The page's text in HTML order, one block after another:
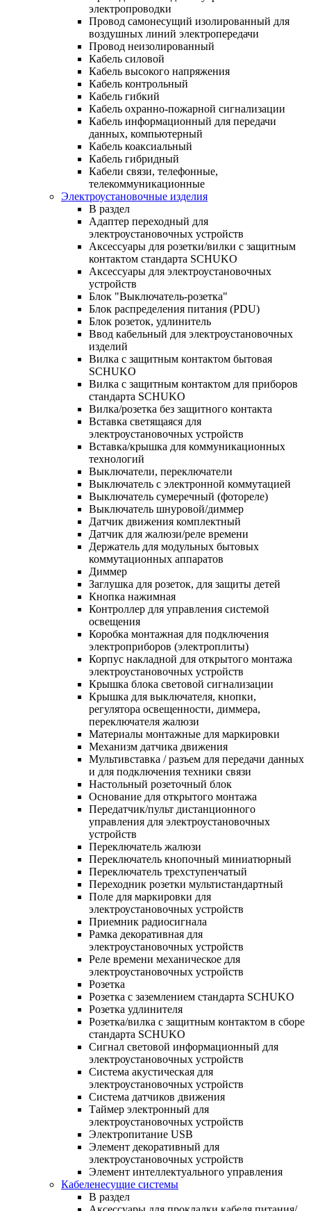
электропроводки
Провод самонесущий изолированный для
воздушных линий электропередачи
Провод неизолированный
Кабель силовой
Кабель высокого напряжения
Кабель контрольный
Кабель гибкий
Кабель охранно-пожарной сигнализации
Кабель информационный для передачи
данных, компьютерный
Кабель коаксиальный
Кабель гибридный
Кабели связи, телефонные,
телекоммуникационные
Электроустановочные изделия
В раздел
Адаптер переходный для
электроустановочных устройств
Аксессуары для розетки/вилки с защитным
контактом стандарта SCHUKO
Аксессуары для электроустановочных
устройств
Блок "Выключатель-розетка"
Блок распределения питания (PDU)
Блок розеток, удлинитель
Ввод кабельный для электроустановочных
изделий
Вилка с защитным контактом бытовая
SCHUKO
Вилка с защитным контактом для приборов
стандарта SCHUKO
Вилка/розетка без защитного контакта
Вставка светящаяся для
электроустановочных устройств
Вставка/крышка для коммуникационных
технологий
Выключатели, переключатели
Выключатель с электронной коммутацией
Выключатель сумеречный (фотореле)
Выключатель шнуровой/диммер
Датчик движения комплектный
Датчик для жалюзи/реле времени
Держатель для модульных бытовых
коммутационных аппаратов
Диммер
Заглушка для розеток, для защиты детей
Кнопка нажимная
Контроллер для управления системой
освещения
Коробка монтажная для подключения
электроприборов (электроплиты)
Корпус накладной для открытого монтажа
электроустановочных устройств
Крышка блока световой сигнализации
Крышка для выключателя, кнопки,
регулятора освещенности, диммера,
переключателя жалюзи
Материалы монтажные для маркировки
Механизм датчика движения
Мультивставка / разъем для передачи данных
и для подключения техники связи
Настольный розеточный блок
Основание для открытого монтажа
Передатчик/пульт дистанционного
управления для электроустановочных
устройств
Переключатель жалюзи
Переключатель кнопочный миниатюрный
Переключатель трехступенчатый
Переходник розетки мультистандартный
Поле для маркировки для
электроустановочных устройств
Приемник радиосигнала
Рамка декоративная для
электроустановочных устройств
Реле времени механическое для
электроустановочных устройств
Розетка
Розетка с заземлением стандарта SCHUKO
Розетка удлинителя
Розетка/вилка с защитным контактом в сборе
стандарта SCHUKO
Сигнал световой информационный для
электроустановочных устройств
Система акустическая для
электроустановочных устройств
Система датчиков движения
Таймер электронный для
электроустановочных устройств
Электропитание USB
Элемент декоративный для
электроустановочных устройств
Элемент интеллектуального управления
Кабеленесущие системы
В раздел